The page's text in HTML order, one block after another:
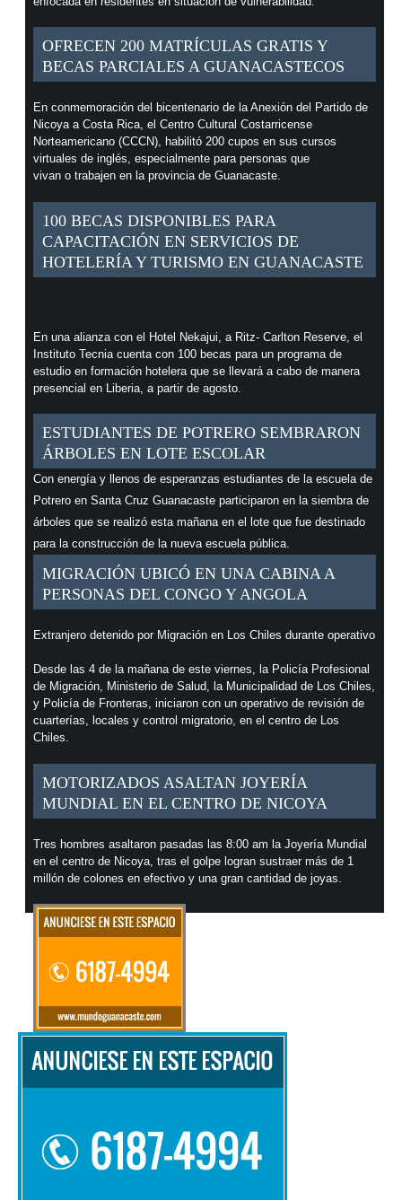
OFRECEN 200 MATRÍCULAS GRATIS Y
BECAS PARCIALES A GUANACASTECOS
En conmemoración del bicentenario de la Anexión del Partido de
Nicoya a Costa Rica, el Centro Cultural Costarricense
Norteamericano (CCCN), habilitó 200 cupos en sus cursos
virtuales de inglés, especialmente para personas que
vivan o trabajen en la provincia de Guanacaste.
100 BECAS DISPONIBLES PARA
CAPACITACIÓN EN SERVICIOS DE
HOTELERÍA Y TURISMO EN GUANACASTE
En una alianza con el Hotel Nekajui, a Ritz- Carlton Reserve, el
Instituto Tecnia cuenta con 100 becas para un programa de
estudio en formación hotelera que se llevará a cabo de manera
presencial en Liberia, a partir de agosto.
ESTUDIANTES DE POTRERO SEMBRARON
ÁRBOLES EN LOTE ESCOLAR
Con energía y llenos de esperanzas estudiantes de la escuela de
Potrero en Santa Cruz Guanacaste participaron en la siembra de
árboles que se realizó esta mañana en el lote que fue destinado
para la construcción de la nueva escuela pública.
MIGRACIÓN UBICÓ EN UNA CABINA A
PERSONAS DEL CONGO Y ANGOLA
Extranjero detenido por Migración en Los Chiles durante operativo
Desde las 4 de la mañana de este viernes, la Policía Profesional
de Migración, Ministerio de Salud, la Municipalidad de Los Chiles,
y Policía de Fronteras, iniciaron con un operativo de revisión de
cuarterías, locales y control migratorio, en el centro de Los
Chiles.
MOTORIZADOS ASALTAN JOYERÍA
MUNDIAL EN EL CENTRO DE NICOYA
Tres hombres asaltaron pasadas las 8:00 am la Joyería Mundial
en el centro de Nicoya, tras el golpe logran sustraer más de 1
millón de colones en efectivo y una gran cantidad de joyas.